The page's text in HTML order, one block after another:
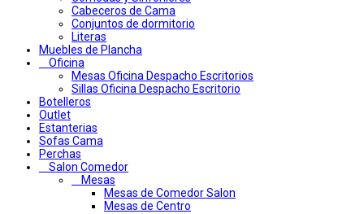
Cabeceros de Cama
Conjuntos de dormitorio
Literas
Muebles de Plancha
Oficina
Mesas Oficina Despacho Escritorios
Sillas Oficina Despacho Escritorio
Botelleros
Outlet
Estanterias
Sofas Cama
Perchas
Salon Comedor
Mesas
Mesas de Comedor Salon
Mesas de Centro